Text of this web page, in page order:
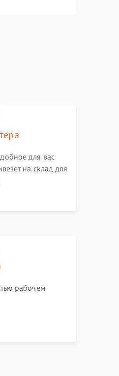
для вас
на склад для
рабочем